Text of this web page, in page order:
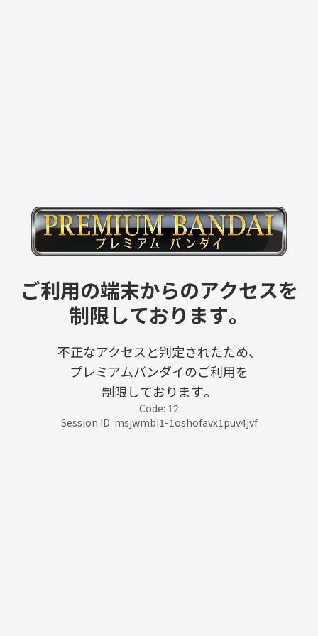
ご利用の端末からのアクセスを
制限しております。
不正なアクセスと判定されたため、
プレミアムバンダイのご利用を
制限しております。
Code: 12
Session ID: msjwmbi1-1oshofavx1puv4jvf